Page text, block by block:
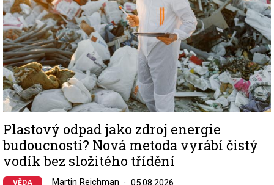
Plastový odpad jako zdroj energie
budoucnosti? Nová metoda vyrábí čistý
vodík bez složitého třídění
VĚDA Martin Reichman 05.08.2026